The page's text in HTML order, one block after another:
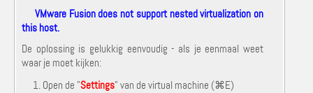
VMware Fusion does not support nested virtualization on
this host.
De oplossing is gelukkig eenvoudig - als je eenmaal weet
waar je moet kijken:
Open de "Settings" van de virtual machine (⌘E)